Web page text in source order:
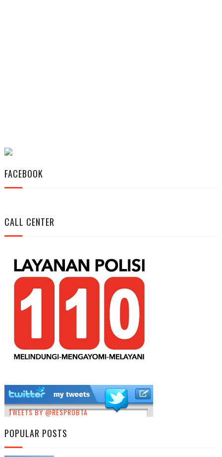
FACEBOOK
CALL CENTER
TWEETS BY @RESPROBTA
POPULAR POSTS